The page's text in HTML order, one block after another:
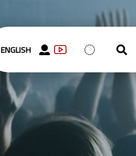
ENGLISH